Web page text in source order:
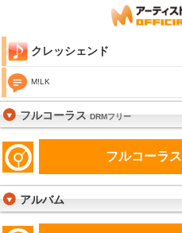
クレッシェンド
M!LK
フルコーラスDRMフリー
フルコーラス
アルバム